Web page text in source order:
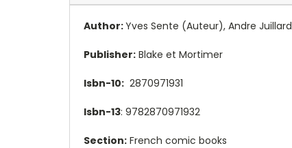
Author:Yves Sente (Auteur), Andre Juillard
Publisher: Blake et Mortimer
Isbn-10: 2870971931
Isbn-13: 9782870971932
Section: French comic books